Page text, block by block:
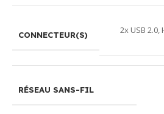
CONNECTEUR(S) 2x USB 2.0,
RÉSEAU SANS-FIL